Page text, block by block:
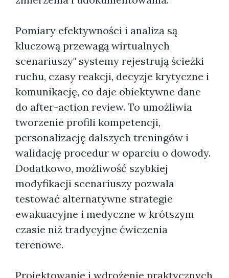
Pomiary efektywności i analiza są
kluczową przewagą wirtualnych
scenariuszy" systemy rejestrują ścieżki
ruchu, czasy reakcji, decyzje krytyczne i
komunikację, co daje obiektywne dane
do after-action review. To umożliwia
tworzenie profili kompetencji,
personalizację dalszych treningów i
walidację procedur w oparciu o dowody.
Dodatkowo, możliwość szybkiej
modyfikacji scenariuszy pozwala
testować alternatywne strategie
ewakuacyjne i medyczne w krótszym
czasie niż tradycyjne ćwiczenia
terenowe.
Projektowanie i wdrożenie praktycznych